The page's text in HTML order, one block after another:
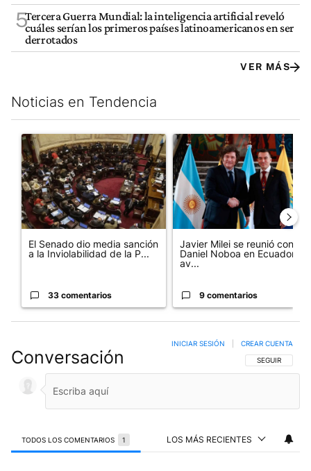
5Tercera Guerra Mundial: la inteligencia artificial reveló
cuáles serían los primeros países latinoamericanos en ser
derrotados
VER MÁS
Noticias en Tendencia
Este listado muestra los artículos con más comentarios en los
Un artículo de tendencia con el título "El Senado dio media
El Senado dio media sanción
a la Inviolabilidad de la P...
33 comentarios
Un artículo de tendencia con
Javier Milei se reunió con
Daniel Noboa en Ecuador y
av...
9 comentarios
Conversación SIGA ESTA
SEGUIR
INICIAR SESIÓN CREAR CUENTA
TODOS LOS COMENTARIOS 1 LOS MÁS RECIENTES